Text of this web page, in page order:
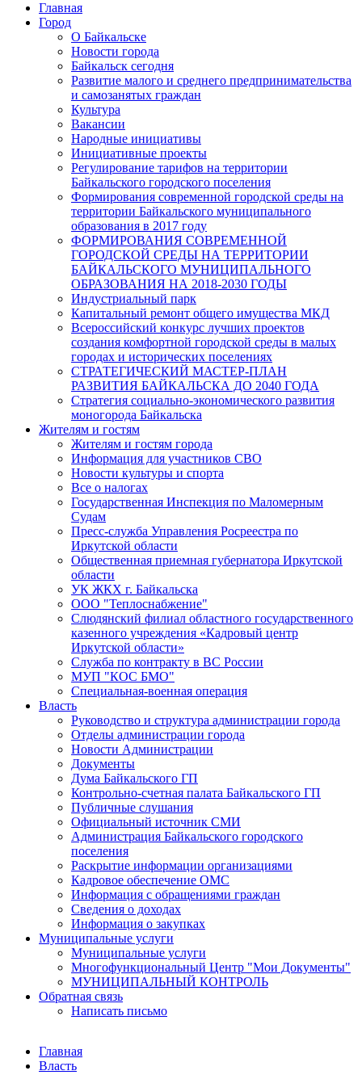
Главная
Город
О Байкальске
Новости города
Байкальск сегодня
Развитие малого и среднего предпринимательства
и самозанятых граждан
Культура
Вакансии
Народные инициативы
Инициативные проекты
Регулирование тарифов на территории
Байкальского городского поселения
Формирования современной городской среды на
территории Байкальского муниципального
образования в 2017 году
ФОРМИРОВАНИЯ СОВРЕМЕННОЙ
ГОРОДСКОЙ СРЕДЫ НА ТЕРРИТОРИИ
БАЙКАЛЬСКОГО МУНИЦИПАЛЬНОГО
ОБРАЗОВАНИЯ НА 2018-2030 ГОДЫ
Индустриальный парк
Капитальный ремонт общего имущества МКД
Всероссийский конкурс лучших проектов
создания комфортной городской среды в малых
городах и исторических поселениях
СТРАТЕГИЧЕСКИЙ МАСТЕР-ПЛАН
РАЗВИТИЯ БАЙКАЛЬСКА ДО 2040 ГОДА
Стратегия социально-экономического развития
моногорода Байкальска
Жителям и гостям
Жителям и гостям города
Информация для участников СВО
Новости культуры и спорта
Все о налогах
Государственная Инспекция по Маломерным
Судам
Пресс-служба Управления Росреестра по
Иркутской области
Общественная приемная губернатора Иркутской
области
УК ЖКХ г. Байкальска
ООО "Теплоснабжение"
Слюдянский филиал областного государственного
казенного учреждения «Кадровый центр
Иркутской области»
Служба по контракту в ВС России
МУП "КОС БМО"
Специальная-военная операция
Власть
Руководство и структура администрации города
Отделы администрации города
Новости Администрации
Документы
Дума Байкальского ГП
Контрольно-счетная палата Байкальского ГП
Публичные слушания
Официальный источник СМИ
Администрация Байкальского городского
поселения
Раскрытие информации организациями
Кадровое обеспечение ОМС
Информация с обращениями граждан
Сведения о доходах
Информация о закупках
Муниципальные услуги
Муниципальные услуги
Многофункциональный Центр "Мои Документы"
МУНИЦИПАЛЬНЫЙ КОНТРОЛЬ
Обратная связь
Написать письмо
Главная
Власть